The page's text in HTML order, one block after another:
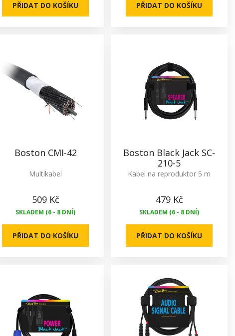
PŘIDAT DO KOŠÍKU PŘIDAT DO KOŠÍKU
Boston CMI-42
Multikabel
509 Kč
SKLADEM (6 - 8 DNÍ)
PŘIDAT DO KOŠÍKU
Boston Black Jack SC-
210-5
Kabel na reproduktor 5 m
479 Kč
SKLADEM (6 - 8 DNÍ)
PŘIDAT DO KOŠÍKU